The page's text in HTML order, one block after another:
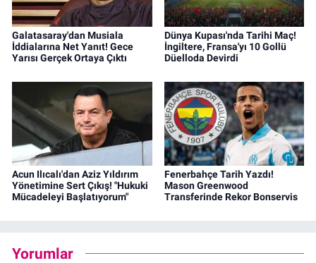
Galatasaray'dan Musiala
İddialarına Net Yanıt! Gece
Yarısı Gerçek Ortaya Çıktı
Dünya Kupası'nda Tarihi Maç!
İngiltere, Fransa'yı 10 Gollü
Düelloda Devirdi
Acun Ilıcalı'dan Aziz Yıldırım
Yönetimine Sert Çıkış! "Hukuki
Mücadeleyi Başlatıyorum"
Fenerbahçe Tarih Yazdı!
Mason Greenwood
Transferinde Rekor Bonservis
Yorumlar